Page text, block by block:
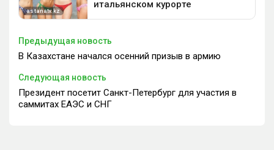
Предыдущая новость
В Казахстане начался осенний призыв в армию
Следующая новость
Президент посетит Санкт-Петербург для участия в
саммитах ЕАЭС и СНГ